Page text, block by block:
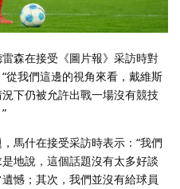
森在接受《圖片報》采訪時對
從我們這邊的視角來看，戴維斯
下仍被允許出戰一場沒有競技
馬什在接受采訪時表示：“我們
地說，這個話題沒有太多好談
憾；其次，我們並沒有給球員